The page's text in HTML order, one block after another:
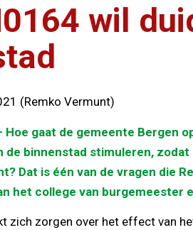
wil
(Remko Vermunt)
Hoe gaat de gemeente Bergen
de binnenstad stimuleren,
Dat is één van de vragen die
het college van burgemeester
zich zorgen over het effect van